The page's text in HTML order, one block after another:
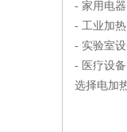
- 家用电
- 工业加
- 实验室
- 医疗设备
选择电加